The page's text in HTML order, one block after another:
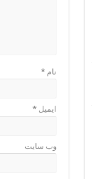
نام*
ایمیل*
وب‌ سایت